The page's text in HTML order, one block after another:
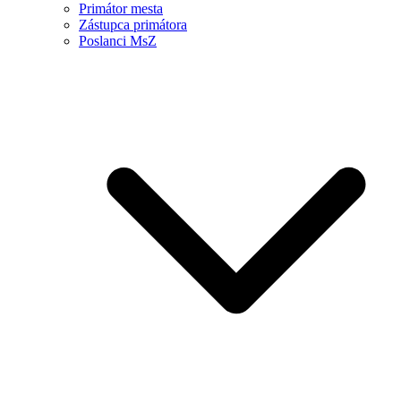
Primátor mesta
Zástupca primátora
Poslanci MsZ